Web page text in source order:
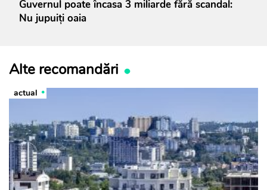
Guvernul poate încasa 3 miliarde fără scandal:
Nu jupuiți oaia
Alte recomandări
actual